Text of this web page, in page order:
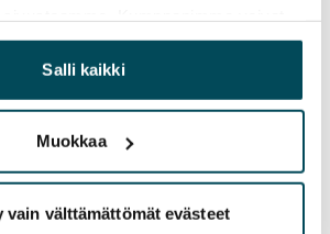
muihin tietoihin, joita olet antanut
kun olet käyttänyt heidän
Salli kaikki
Muokkaa
vain välttämättömät evästeet
tunnuslukuja,
tuntemuksen laskemme eduksesi
johtamisen
ja osaat neuvotella
ja englantia, muun kielitaidon